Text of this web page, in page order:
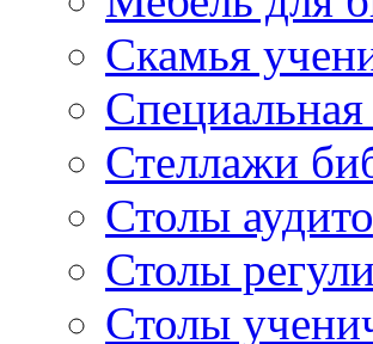
Скамья
Стеллажи
Столы
Столы
Столы